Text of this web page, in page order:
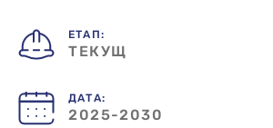
ЕТАП:
ТЕКУЩ
ДАТА:
2025-2030